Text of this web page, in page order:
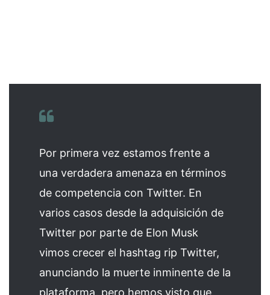
Por primera vez estamos frente a
una verdadera amenaza en términos
de competencia con Twitter. En
varios casos desde la adquisición de
Twitter por parte de Elon Musk
vimos crecer el hashtag rip Twitter,
anunciando la muerte inminente de la